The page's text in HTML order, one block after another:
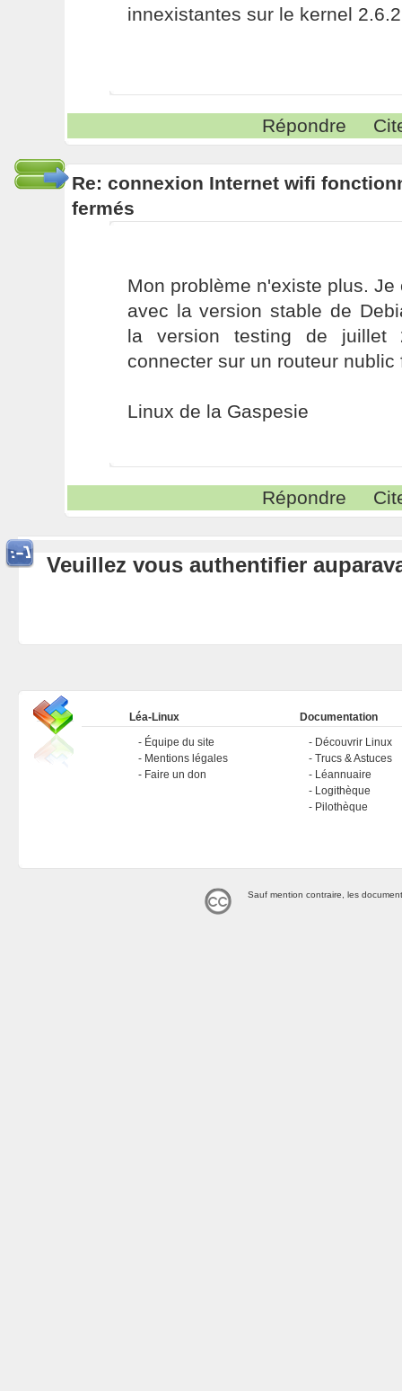
innexistantes sur le kernel
Répondre
Re: connexion Internet wifi
fermés
Mon problème n'existe plus.
avec la version stable de
la version testing de
connecter sur un routeur nublic
Linux de la Gaspesie
Répondre
Veuillez vous authentifier
Léa-Linux
Équipe du site
Mentions légales
Faire un don
Documentation
Découvrir Linux
Trucs & Astuces
Léannuaire
Logithèque
Pilothèque
Sauf mention contraire, les